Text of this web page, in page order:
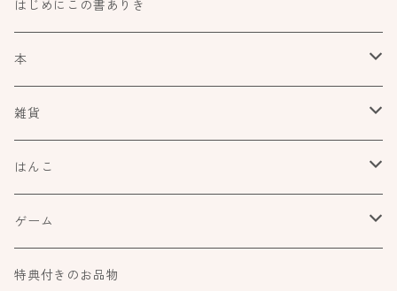
はじめにこの書ありき
本
食べもの飲みものお酒とか
アートや絵本の世界
だれかの考えごと
詩歌と会う
雑貨
kurofutago
ブローチ
ミラー
文具
はんこ
オスコラボ
カタチ×モヨウスタンプ
タカトモハンコ
ゲーム
Atelier Mimir
特典付きのお品物